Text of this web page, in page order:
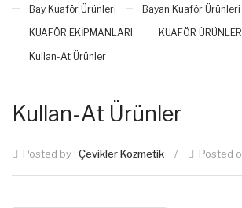
Bay Kuaför Ürünleri
Bayan Kuaför Ürünleri
KUAFÖR EKİPMANLARI
KUAFÖR
Kullan-At Ürünler
Kullan-At Ürünler
Posted by : Çevikler Kozmetik / Posted